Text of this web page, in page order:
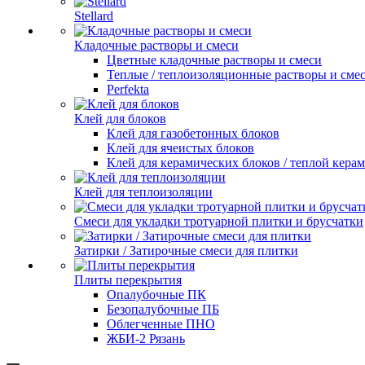
Stellard
Кладочные растворы и смеси
Цветные кладочные растворы и смеси
Теплые / теплоизоляционные растворы и
Perfekta
Клей для блоков
Клей для газобетонных блоков
Клей для ячеистых блоков
Клей для керамических блоков / теплой
Клей для теплоизоляции
Смеси для укладки тротуарной плитки и брусчатки
Затирки / Затирочные смеси для плитки
Плиты перекрытия
Опалубочные ПК
Безопалубочные ПБ
Облегченные ПНО
ЖБИ-2 Рязань